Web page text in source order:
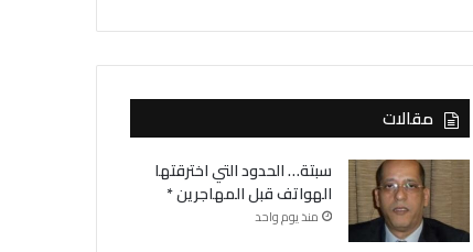
مقالات
سبتة… الحدود التي اخترقتها
الهواتف قبل المهاجرين *
منذ يوم واحد